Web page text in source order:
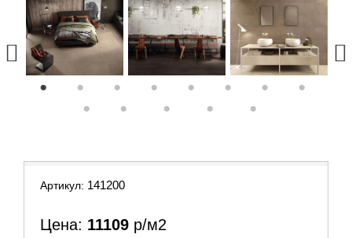
Артикул: 141200
Цена: 11109 р/м2